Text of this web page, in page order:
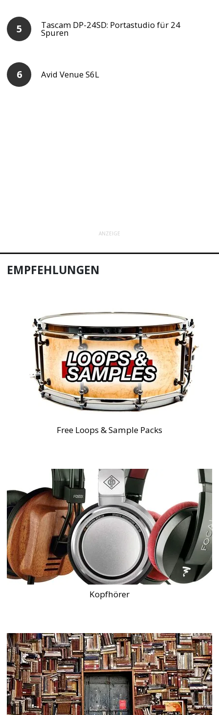
Tascam DP-24SD: Portastudio für 24
Spuren
Avid Venue S6L
ANZEIGE
EMPFEHLUNGEN
Free Loops & Sample Packs
Kopfhörer